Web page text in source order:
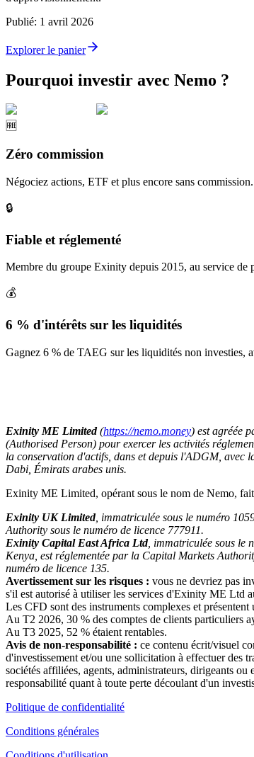
Publié: 1 avril 2026
Explorer le panier
Pourquoi investir avec Nemo ?
🆓
Zéro commission
Négociez actions, ETF et plus encore sans
🔒
Fiable et réglementé
Membre du groupe Exinity depuis 2015, au service de
💰
6 % d'intérêts sur les liquidités
Gagnez 6 % de TAEG sur les liquidités non investies,
Exinity ME Limited(https://nemo.money) est agréée
(Authorised Person) pour exercer les activités
la conservation d'actifs, dans et depuis l'ADGM, avec
Dabi, Émirats arabes unis.
Exinity ME Limited, opérant sous le nom de Nemo,
Exinity UK Limited, immatriculée sous le numéro
Authority sous le numéro de licence 777911.
Exinity Capital East Africa Ltd, immatriculée sous le
Kenya, est réglementée par la Capital Markets
numéro de licence 135.
Avertissement sur les risques : vous ne devriez pas
s'il est autorisé à utiliser les services d'Exinity ME Ltd
Les CFD sont des instruments complexes et
Au T2 2026, 30 % des comptes de clients particuliers
Au T3 2025, 52 % étaient rentables.
Avis de non-responsabilité : ce contenu écrit/visuel
d'investissement et/ou une sollicitation à effectuer des
sociétés affiliées, agents, administrateurs, dirigeants
responsabilité quant à toute perte découlant d'un
Politique de confidentialité
Conditions générales